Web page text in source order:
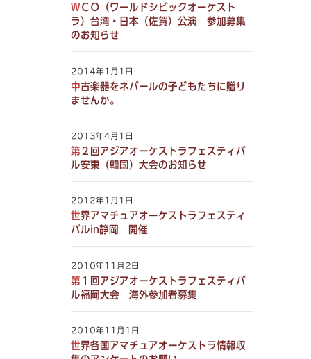
ＷＣＯ（ワールドシビックオーケスト
ラ）台湾・日本（佐賀）公演 参加募集
のお知らせ
2014年1月1日
中古楽器をネパールの子どもたちに贈り
ませんか。
2013年4月1日
第２回アジアオーケストラフェスティバ
ル安東（韓国）大会のお知らせ
2012年1月1日
世界アマチュアオーケストラフェスティ
バルin静岡 開催
2010年11月2日
第１回アジアオーケストラフェスティバ
ル福岡大会 海外参加者募集
2010年11月1日
世界各国アマチュアオーケストラ情報収